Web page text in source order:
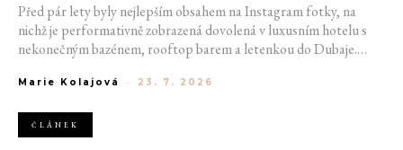
Před pár lety byly nejlepším obsahem na Instagram fotky, na
nichž je performativně zobrazená dovolená v luxusním hotelu s
nekonečným bazénem, rooftop barem a letenkou do Dubaje.
horách. Ranní koupání v lomu. Výlet vlakem na Šumavu.
Marie Kolajová - 23. 7. 2026
ČLÁNEK